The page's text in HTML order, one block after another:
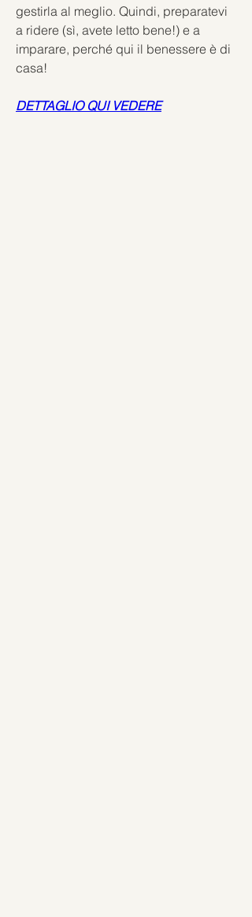
gestirla al meglio. Quindi, preparatevi
a ridere (sì, avete letto bene!) e a
imparare, perché qui il benessere è di
casa!
DETTAGLIO QUI VEDERE